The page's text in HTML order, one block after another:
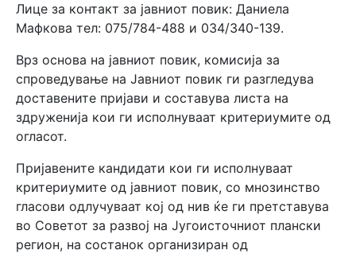
Лице за контакт за јавниот повик: Даниела
Мафкова тел: 075/784-488 и 034/340-139.
Врз основа на јавниот повик, комисија за
спроведување на Јавниот повик ги разгледува
доставените пријави и составува листа на
здруженија кои ги исполнуваат критериумите од
огласот.
Пријавените кандидати кои ги исполнуваат
критериумите од јавниот повик, со мнозинство
гласови одлучуваат кој од нив ќе ги претставува
во Советот за развој на Југоисточниот плански
регион, на состанок организиран од